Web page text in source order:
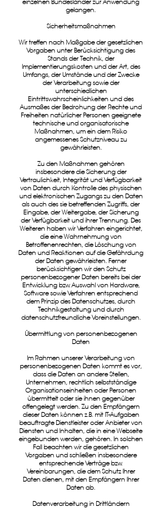
einzelnen Bundesländer zur Anwendung
gelangen.
Sicherheitsmaßnahmen
Wir treffen nach Maßgabe der gesetzlichen
Vorgaben unter Berücksichtigung des
Stands der Technik, der
Implementierungskosten und der Art, des
Umfangs, der Umstände und der Zwecke
der Verarbeitung sowie der
unterschiedlichen
Eintrittswahrscheinlichkeiten und des
Ausmaßes der Bedrohung der Rechte und
Freiheiten natürlicher Personen geeignete
technische und organisatorische
Maßnahmen, um ein dem Risiko
angemessenes Schutzniveau zu
gewährleisten.
Zu den Maßnahmen gehören
insbesondere die Sicherung der
Vertraulichkeit, Integrität und Verfügbarkeit
von Daten durch Kontrolle des physischen
und elektronischen Zugangs zu den Daten
als auch des sie betreffenden Zugriffs, der
Eingabe, der Weitergabe, der Sicherung
der Verfügbarkeit und ihrer Trennung. Des
Weiteren haben wir Verfahren eingerichtet,
die eine Wahrnehmung von
Betroffenenrechten, die Löschung von
Daten und Reaktionen auf die Gefährdung
der Daten gewährleisten. Ferner
berücksichtigen wir den Schutz
personenbezogener Daten bereits bei der
Entwicklung bzw. Auswahl von Hardware,
Software sowie Verfahren entsprechend
dem Prinzip des Datenschutzes, durch
Technikgestaltung und durch
datenschutzfreundliche Voreinstellungen.
Übermittlung von personenbezogenen
Daten
Im Rahmen unserer Verarbeitung von
personenbezogenen Daten kommt es vor,
dass die Daten an andere Stellen,
Unternehmen, rechtlich selbstständige
Organisationseinheiten oder Personen
übermittelt oder sie ihnen gegenüber
offengelegt werden. Zu den Empfängern
dieser Daten können z.B. mit IT-Aufgaben
beauftragte Dienstleister oder Anbieter von
Diensten und Inhalten, die in eine Webseite
eingebunden werden, gehören. In solchen
Fall beachten wir die gesetzlichen
Vorgaben und schließen insbesondere
entsprechende Verträge bzw.
Vereinbarungen, die dem Schutz Ihrer
Daten dienen, mit den Empfängern Ihrer
Daten ab.
Datenverarbeitung in Drittländern